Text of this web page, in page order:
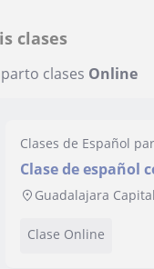
clases
clases Online
Clases de Español
Clase de español
Guadalajara Capital
Clase Online